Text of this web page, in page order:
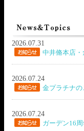
2026.07.31
中井脩本店
2026.07.24
金プラチナ
2026.07.24
ガーデン16